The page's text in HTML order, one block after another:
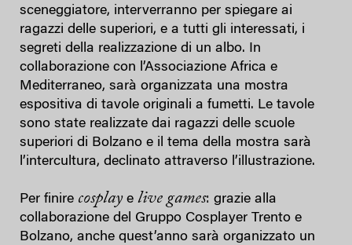
sceneggiatore, interverranno per spiegare ai
ragazzi delle superiori, e a tutti gli interessati, i
segreti della realizzazione di un albo. In
collaborazione con l’Associazione Africa e
Mediterraneo, sarà organizzata una mostra
espositiva di tavole originali a fumetti. Le tavole
sono state realizzate dai ragazzi delle scuole
superiori di Bolzano e il tema della mostra sarà
l’intercultura, declinato attraverso l’illustrazione.
Per finire cosplaye live games: grazie alla
collaborazione del Gruppo Cosplayer Trento e
Bolzano, anche quest’anno sarà organizzato un